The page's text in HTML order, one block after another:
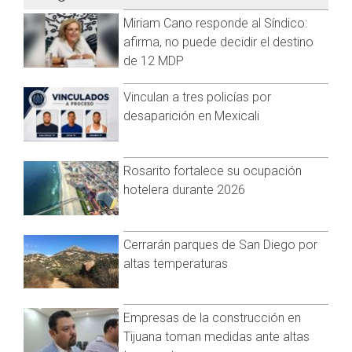
climáticas adversas.
Visita y accede a todo nuestro contenido |
www.cadenanoticias.com| Twitter:
Facebook:@cadenanoticiasmx
@cadenanoticiasmx| TikTok:@CadenaNoticias|
Whatsapp:@CadenaNoticias | Telegram:@CadenaNoticias
Para jueves y viernes, las precipitaciones disminuirán
significativamente, con apenas un 20 por ciento de
probabilidad de lluvias, por lo que se espera un descanso en
Miriam Cano responde al Síndico:
afirma, no puede decidir el destino
de 12 MDP
Vinculan a tres policías por
desaparición en Mexicali
Rosarito fortalece su ocupación
hotelera durante 2026
Cerrarán parques de San Diego por
altas temperaturas
Empresas de la construcción en
Tijuana toman medidas ante altas